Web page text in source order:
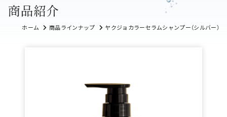
商品紹介
ホーム 商品ラインナップ ヤクジョカラーセラムシャンプー（シルバー）